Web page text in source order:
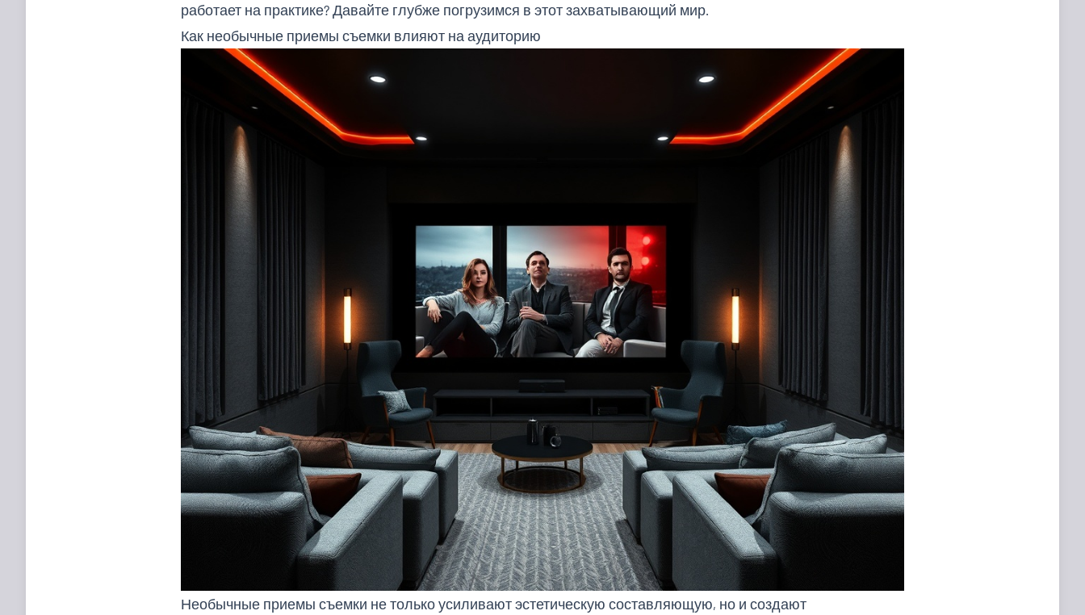
работает на практике? Давайте глубже погрузимся в этот захватывающий мир.
Как необычные приемы съемки влияют на аудиторию
Необычные приемы съемки не только усиливают эстетическую составляющую, но и создают